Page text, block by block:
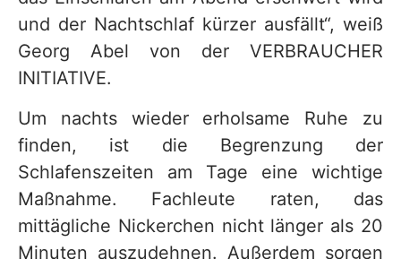
und der Nachtschlaf kürzer ausfällt“, weiß
Georg Abel von der VERBRAUCHER
INITIATIVE.
Um nachts wieder erholsame Ruhe zu
finden, ist die Begrenzung der
Schlafenszeiten am Tage eine wichtige
Maßnahme. Fachleute raten, das
mittägliche Nickerchen nicht länger als 20
Minuten auszudehnen. Außerdem sorgen